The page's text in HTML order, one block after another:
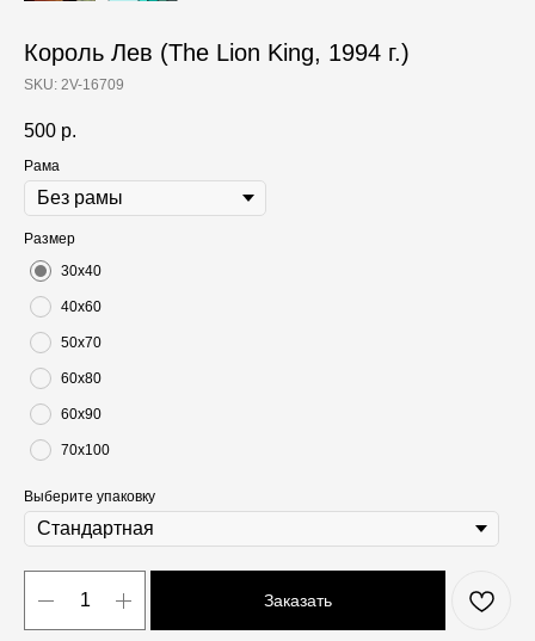
Король Лев (The Lion King, 1994 г.)
SKU: 2V-16709
500 р.
Рама
Размер
30х40
40х60
50х70
60х80
60х90
70х100
Выберите упаковку
Заказать